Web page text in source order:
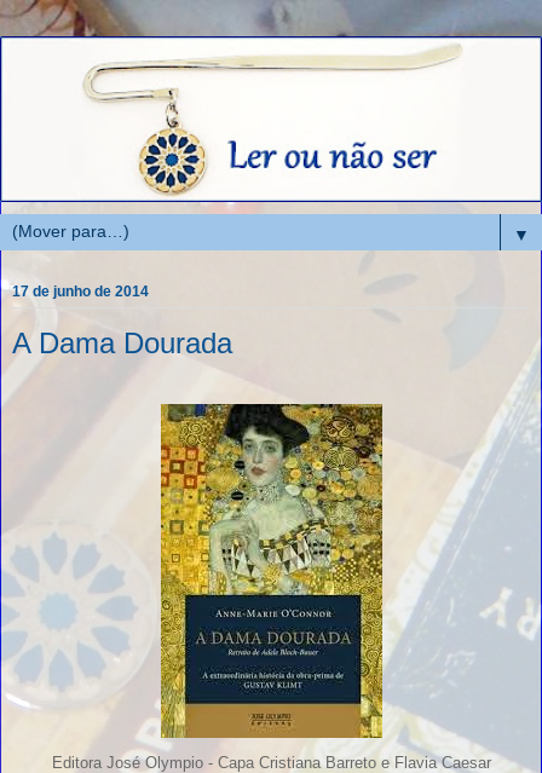
▼
17 de junho de 2014
A Dama Dourada
Editora José Olympio - Capa Cristiana Barreto e Flavia Caesar